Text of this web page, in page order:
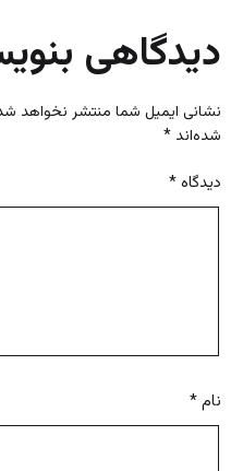
دیدگاهی
نشانی ایمیل شما منتشر نخواهد
شده‌اند *
دیدگاه*
نام*